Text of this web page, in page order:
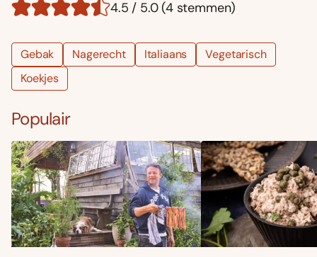
4.5 / 5.0 (4 stemmen)
Gebak Nagerecht Italiaans
Vegetarisch
Koekjes
Populair